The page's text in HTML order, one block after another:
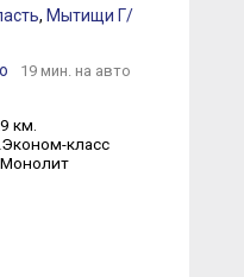
, Мытищи Г/
19 мин. на авто
9 км.
Эконом-класс
Монолит